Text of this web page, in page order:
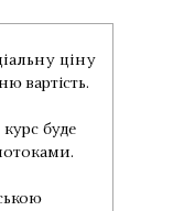
ціну
вартість.
курс буде